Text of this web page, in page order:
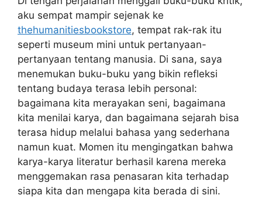
aku sempat mampir sejenak ke
thehumanitiesbookstore, tempat rak-rak itu
seperti museum mini untuk pertanyaan-
pertanyaan tentang manusia. Di sana, saya
menemukan buku-buku yang bikin refleksi
tentang budaya terasa lebih personal:
bagaimana kita merayakan seni, bagaimana
kita menilai karya, dan bagaimana sejarah bisa
terasa hidup melalui bahasa yang sederhana
namun kuat. Momen itu mengingatkan bahwa
karya-karya literatur berhasil karena mereka
menggemakan rasa penasaran kita terhadap
siapa kita dan mengapa kita berada di sini.